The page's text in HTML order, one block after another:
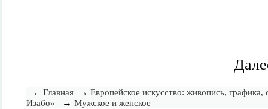
→ Главная → Европейское искусство: живопись, графика,
Изабо» → Мужское и женское